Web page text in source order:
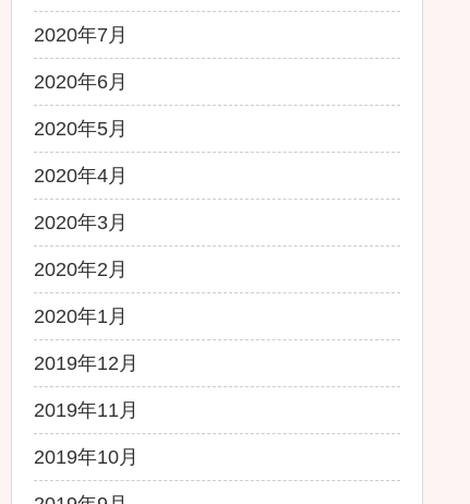
2020年7月
2020年6月
2020年5月
2020年4月
2020年3月
2020年2月
2020年1月
2019年12月
2019年11月
2019年10月